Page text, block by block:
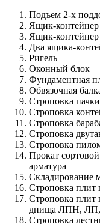
Подъем 2-х
Ящик-
Ящик-контейнер
Два ящика-
Ригель
Оконный блок
Фундаментная
Обвязочная
Строповка
Строповка
Строповка
Строповка
Строповка
Прокат
арматура
Складирование
Строповка
Строповка
днища ЛПН,
Строповка